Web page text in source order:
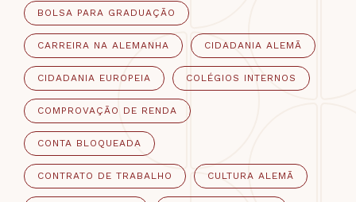
BOLSA PARA GRADUAÇÃO
CARREIRA NA ALEMANHA CIDADANIA ALEMÃ
CIDADANIA EUROPEIA COLÉGIOS INTERNOS
COMPROVAÇÃO DE RENDA
CONTA BLOQUEADA
CONTRATO DE TRABALHO CULTURA ALEMÃ